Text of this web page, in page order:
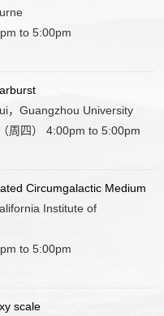
to 5:00pm
，Guangzhou University
周四） 4:00pm to 5:00pm
Circumgalactic Medium
Institute of
to 5:00pm
scale